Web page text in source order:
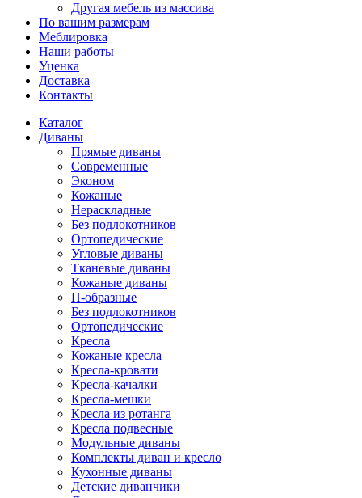
Другая мебель из массива
По вашим размерам
Меблировка
Наши работы
Уценка
Доставка
Контакты
Каталог
Диваны
Прямые диваны
Современные
Эконом
Кожаные
Нераскладные
Без подлокотников
Ортопедические
Угловые диваны
Тканевые диваны
Кожаные диваны
П-образные
Без подлокотников
Ортопедические
Кресла
Кожаные кресла
Кресла-кровати
Кресла-качалки
Кресла-мешки
Кресла из ротанга
Кресла подвесные
Модульные диваны
Комплекты диван и кресло
Кухонные диваны
Детские диванчики